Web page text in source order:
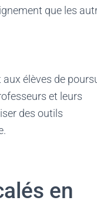
que les
élèves de
et leurs
des outils
en